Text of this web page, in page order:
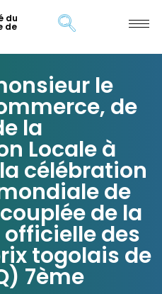
du
de
le
de
la
Locale à
célébration
de
de la
des
togolais de
7ème